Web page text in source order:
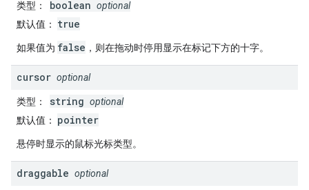
类型 ： boolean optional
默认值 ： true
如果值为 false ，则在拖动时停用显示在标记下方的十字。
cursor optional
类型 ： string optional
默认值 ： pointer
悬停时显示的鼠标光标类型。
draggable optional